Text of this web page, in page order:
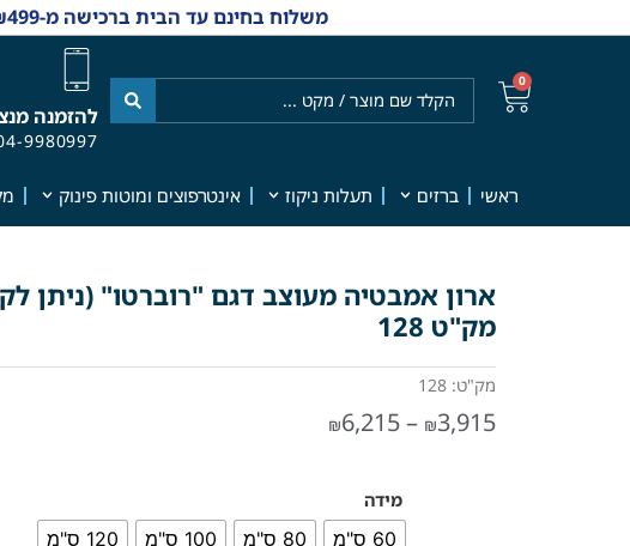
משלוח בחינם עד הבית ברכישה מ-₪499 | אפשרות למשלוחי אקספרס מהיום למחר | למענה אנושי והזמנות 04-9980997
0
להזמנה
9980997
ראשי ברזים תעלות ניקוז אינטרפוצים ומוטות פינוק
מק"ט 128
מק"ט: 128
₪3,915
–
₪6,215
מידה
60 ס"מ 80 ס"מ 100 ס"מ 120 ס"מ